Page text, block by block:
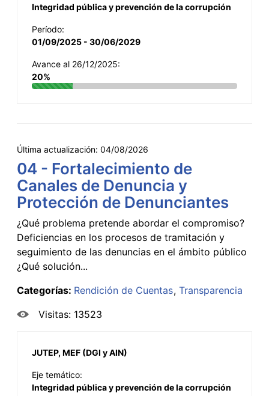
Integridad pública y prevención de la corrupción
Período:
01/09/2025 - 30/06/2029
Avance al 26/12/2025:
20%
Última actualización: 04/08/2026
04 - Fortalecimiento de
Canales de Denuncia y
Protección de Denunciantes
¿Qué problema pretende abordar el compromiso?
Deficiencias en los procesos de tramitación y
seguimiento de las denuncias en el ámbito público
¿Qué solución...
Categorías: Rendición de Cuentas Transparencia
Visitas: 13523
JUTEP, MEF (DGI y AIN)
Eje temático:
Integridad pública y prevención de la corrupción